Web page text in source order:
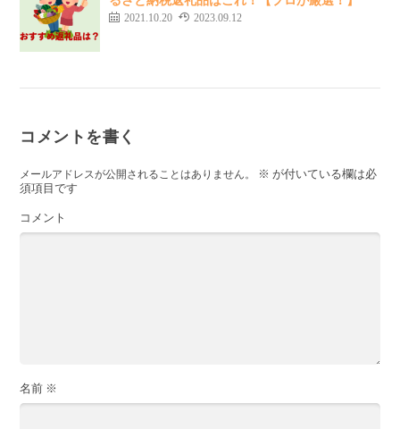
2021.10.20 2023.09.12
コメントを書く
メールアドレスが公開されることはありません。 ※ が付いている欄は必
須項目です
コメント
名前 ※